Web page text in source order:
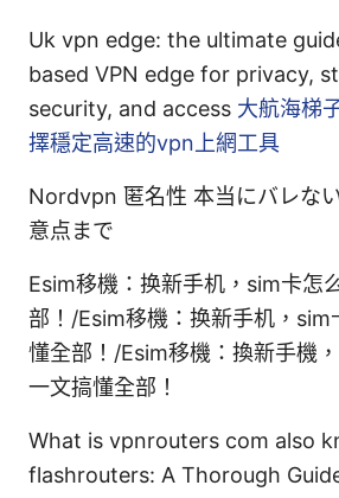
Uk vpn edge: the ultimate
based VPN edge for privacy,
security, and access 大航海梯
擇穩定高速的vpn上網工具
Nordvpn 匿名性 本当にバレな
意点まで
Esim移機：换新手机，sim卡怎
部！/Esim移機：换新手机，sim
懂全部！/Esim移機：換新手機
一文搞懂全部！
What is vpnrouters com also
flashrouters: A Thorough